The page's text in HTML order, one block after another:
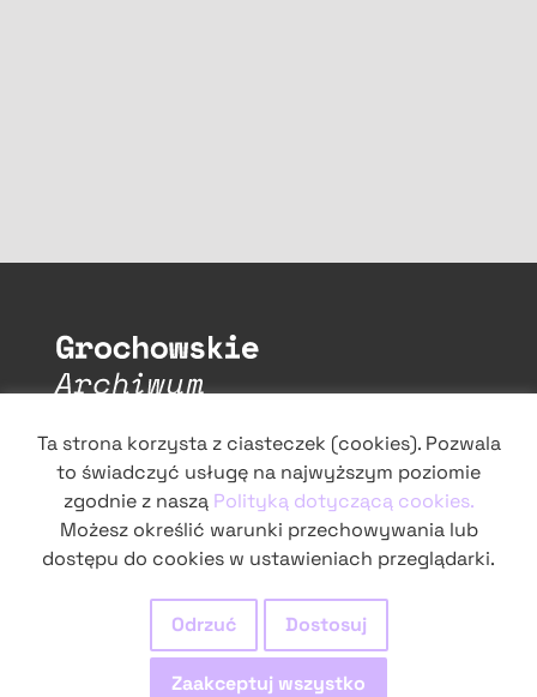
Powstanie strony sfinansowane przez Unię
Europejską NextGenerationEU.
Ta strona korzysta z ciasteczek (cookies). Pozwala
to świadczyć usługę na najwyższym poziomie
zgodnie z naszą Polityką dotyczącą cookies.
Możesz określić warunki przechowywania lub
dostępu do cookies w ustawieniach przeglądarki.
Odrzuć Dostosuj
Zaakceptuj wszystko